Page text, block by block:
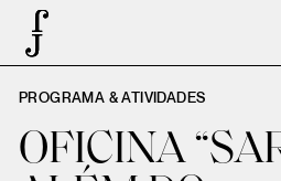
Foundation
Events
PROGRAMA & ATIVIDADES
OFICINA